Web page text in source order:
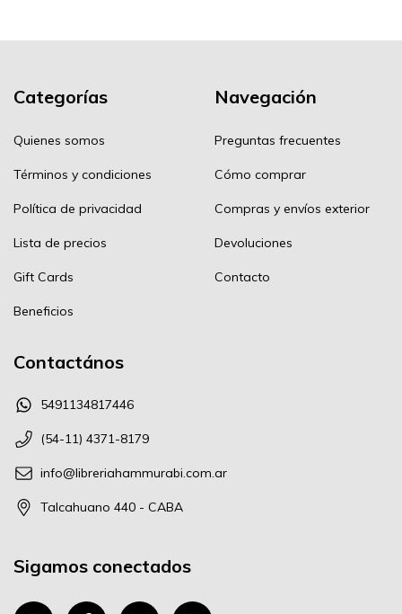
Categorías
Quienes somos
Términos y condiciones
Política de privacidad
Lista de precios
Gift Cards
Beneficios
Navegación
Preguntas frecuentes
Cómo comprar
Compras y envíos exterior
Devoluciones
Contacto
Contactános
5491134817446
(54-11) 4371-8179
info@libreriahammurabi.com.ar
Talcahuano 440 - CABA
Sigamos conectados